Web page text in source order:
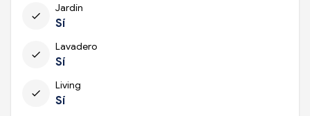
check
Jardín
Sí
check
Lavadero
Sí
check
Living
Sí